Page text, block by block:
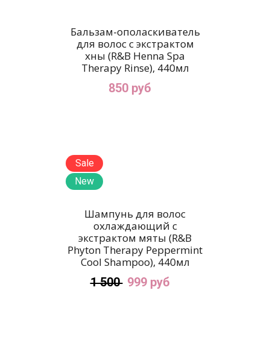
Бальзам-ополаскиватель
для волос c экстрактом
хны (R&B Henna Spa
Therapy Rinse), 440мл
850 руб
Sale
New
Шампунь для волос
охлаждающий с
экстрактом мяты (R&B
Phyton Therapy Peppermint
Cool Shampoo), 440мл
1 500 999 руб